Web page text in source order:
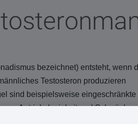
bezeichnet) entsteht, wenn
Testosteron produzieren
sind beispielsweise eingeschränkte
Antriebslosigkeit und Schwäche.